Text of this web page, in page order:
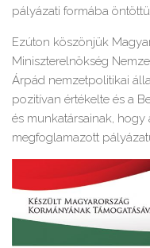
pályázati formába
Ezúton köszönjük
Miniszterelnökség
Árpád nemzetpolitikai
pozitívan értékelte és a
és munkatársainak,
megfoglamazott